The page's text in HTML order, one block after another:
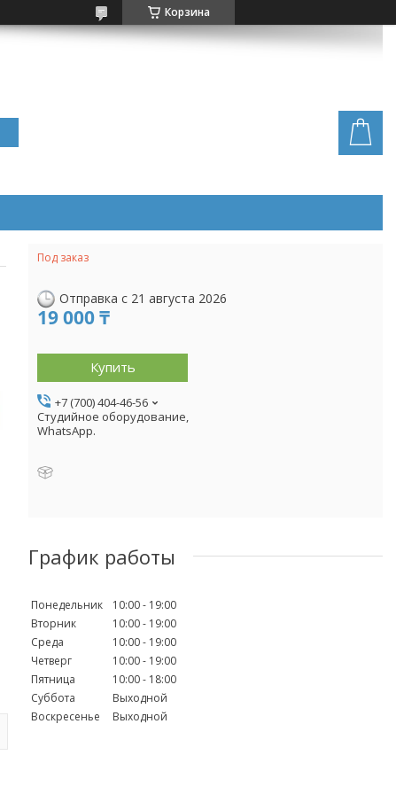
Корзина
Под заказ
Отправка с 21 августа 2026
19 000 ₸
Купить
+7 (700) 404-46-56
Студийное оборудование,
WhatsApp.
График работы
Понедельник 10:00
19:00
Вторник
10:00
19:00
Среда
10:00
19:00
Четверг
10:00
19:00
Пятница
10:00
18:00
Суббота
Выходной
Воскресенье
Выходной